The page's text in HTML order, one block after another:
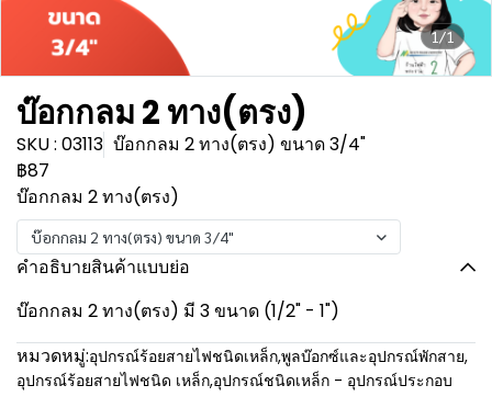
1/1
บ๊อกกลม 2 ทาง(ตรง)
SKU : 03113 บ๊อกกลม 2 ทาง(ตรง) ขนาด 3/4"
฿87
บ๊อกกลม 2 ทาง(ตรง)
บ๊อกกลม 2 ทาง(ตรง) ขนาด 3/4"
คำอธิบายสินค้าแบบย่อ
บ๊อกกลม 2 ทาง(ตรง) มี 3 ขนาด (1/2" - 1")
หมวดหมู่:อุปกรณ์ร้อยสายไฟชนิดเหล็ก,พูลบ๊อกซ์และอุปกรณ์พักสาย,
อุปกรณ์ร้อยสายไฟชนิด เหล็ก,อุปกรณ์ชนิดเหล็ก - อุปกรณ์ประกอบ